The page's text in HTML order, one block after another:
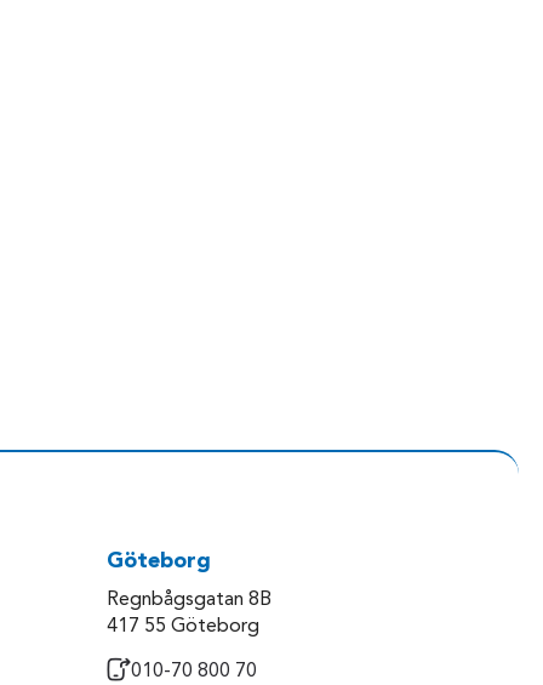
Göteborg
Regnbågsgatan 8B
417 55 Göteborg
010-70 800 70